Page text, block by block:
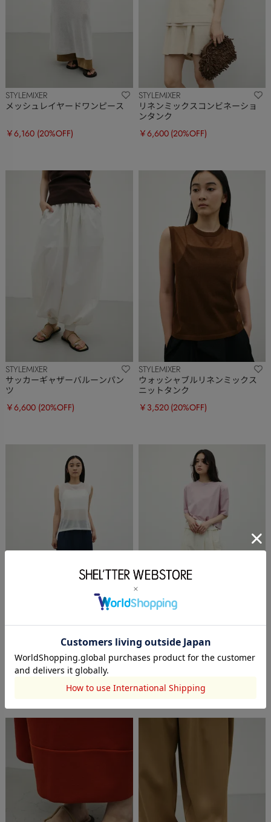
STYLEMIXER
メッシュレイヤードワンピース
￥6,160 (20%OFF)
STYLEMIXER
リネンミックスコンビネーショ
ンタンク
￥6,600 (20%OFF)
STYLEMIXER
サッカーギャザーバルーンパン
ツ
￥6,600 (20%OFF)
STYLEMIXER
ウォッシャブルリネンミックス
ニットタンク
￥3,520 (20%OFF)
ウォッシャブルリネンミックス
ニットタンク
STYLEMIXER
ショルダーパッドモードT